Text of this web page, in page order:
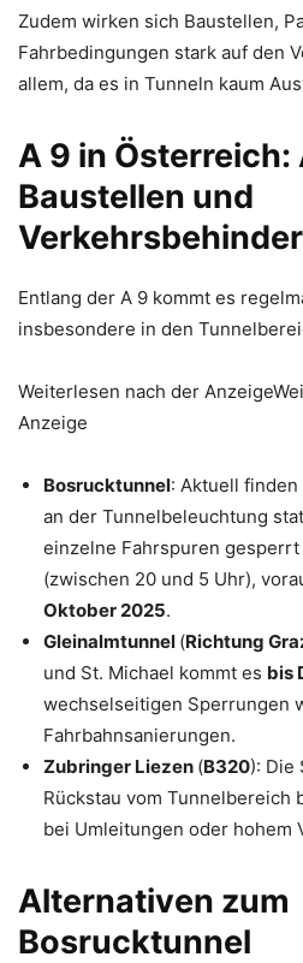
Zudem wirken sich Baustellen,
Fahrbedingungen stark auf den
allem, da es in Tunneln kaum
A 9 in Österreich:
Baustellen und
Entlang der A 9 kommt es
insbesondere in den
Weiterlesen nach der
Anzeige
Bosrucktunnel: Aktuell
an der Tunnelbeleuchtung
einzelne Fahrspuren gesperrt
(zwischen 20 und 5 Uhr),
Oktober 2025.
Gleinalmtunnel (Richtung
und St. Michael kommt es bis
wechselseitigen Sperrungen
Fahrbahnsanierungen.
Zubringer Liezen (B320): Die
Rückstau vom Tunnelbereich
bei Umleitungen oder hohem
Alternativen zum
Bosrucktunnel